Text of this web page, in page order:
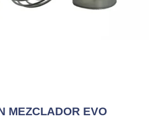
MEZCLADOR EVO